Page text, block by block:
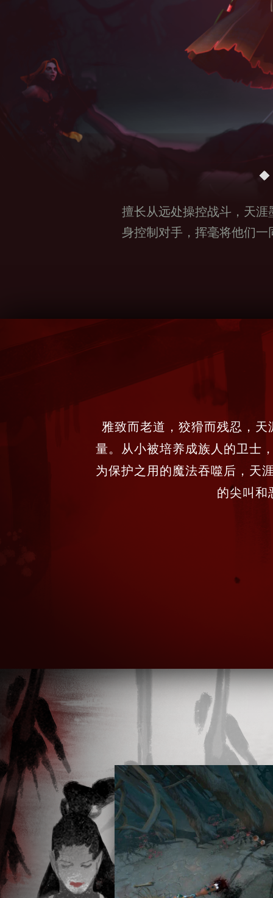
擅长从远处操控战斗，天
身控制对手，挥毫将他们
雅致而老道，狡猾而残忍，
量。从小被培养成族人的卫士
为保护之用的魔法吞噬后，天
的尖叫和